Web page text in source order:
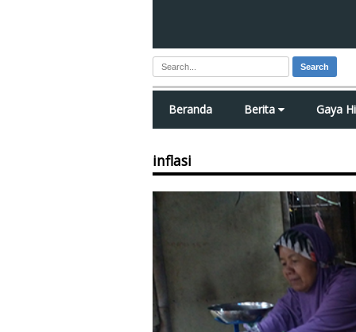
Search
Beranda Berita Gaya
inflasi